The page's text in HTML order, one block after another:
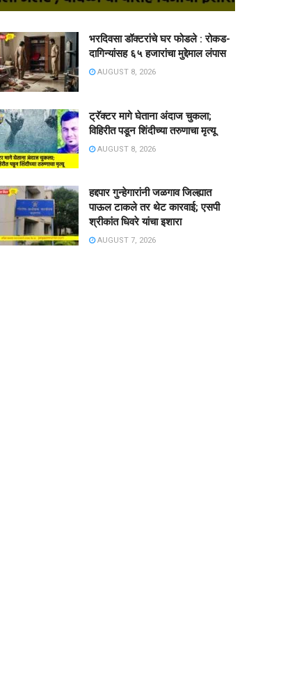
भरदिवसा डॉक्टरांचे घर फोडले : रोकड-
दागिन्यांसह ६५ हजारांचा मुद्देमाल लंपास
AUGUST 8, 2026
ट्रॅक्टर मागे घेताना अंदाज चुकला;
विहिरीत पडून शिंदीच्या तरुणाचा मृत्यू
AUGUST 8, 2026
हद्दपार गुन्हेगारांनी जळगाव जिल्ह्यात
पाऊल टाकले तर थेट कारवाई; एसपी
श्रीकांत धिवरे यांचा इशारा
AUGUST 7, 2026